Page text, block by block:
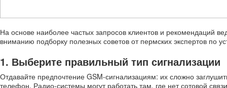
На основе наиболее частых запросов клиентов и рекомендаций
вниманию подборку полезных советов от пермских экспертов по
1. Выберите правильный тип сигнализации
Отдавайте предпочтение GSM-сигнализациям: их сложно
телефон. Радио-системы могут работать там, где нет сотовой